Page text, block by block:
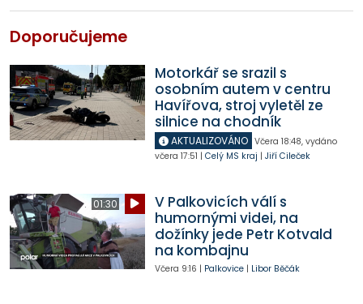
Doporučujeme
Motorkář se srazil s
osobním autem v centru
Havířova, stroj vyletěl ze
silnice na chodník
AKTUALIZOVÁNO Včera 18:48, vydáno
včera 17:51 | Celý MS kraj | Jiří Cileček
01:30
V Palkovicích válí s
humornými videi, na
dožínky jede Petr Kotvald
na kombajnu
Včera 9:16 | Palkovice| Libor Běčák